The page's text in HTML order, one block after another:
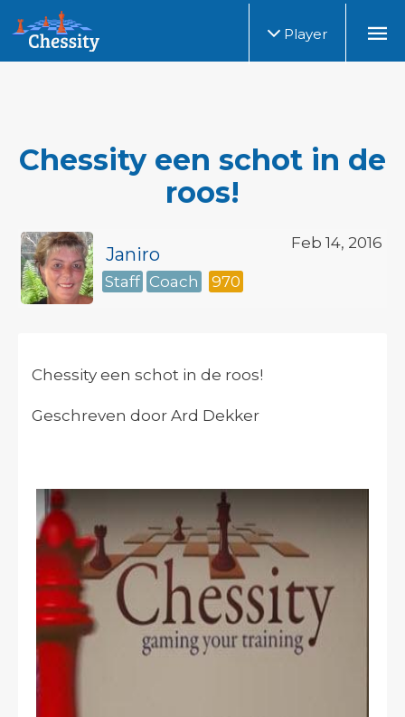
Player
Chessity een schot in de
roos!
Feb 14, 2016
Janiro
Staff Coach 970
Chessity een schot in de roos!
Geschreven door Ard Dekker